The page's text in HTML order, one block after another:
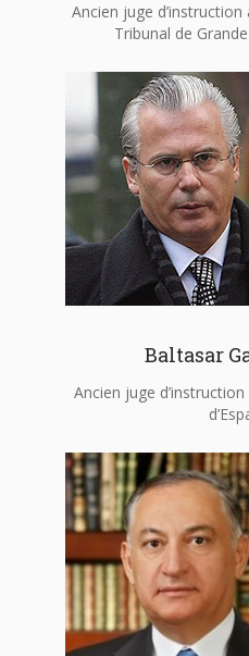
Ancien juge
Tribunal de
Baltasar
Ancien juge